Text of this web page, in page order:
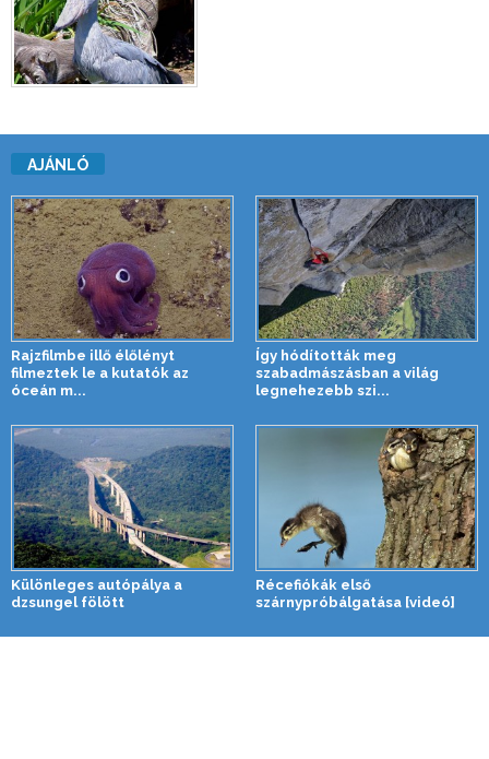
AJÁNLÓ
Rajzfilmbe illő élőlényt
filmeztek le a kutatók az
óceán m...
Így hódították meg
szabadmászásban a világ
legnehezebb szi...
Különleges autópálya a
dzsungel fölött
Récefiókák első
szárnypróbálgatása [videó]